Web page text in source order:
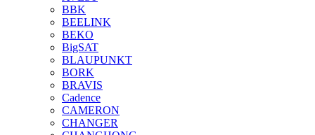
BBK
BEELINK
BEKO
BigSAT
BLAUPUNKT
BORK
BRAVIS
Cadence
CAMERON
CHANGER